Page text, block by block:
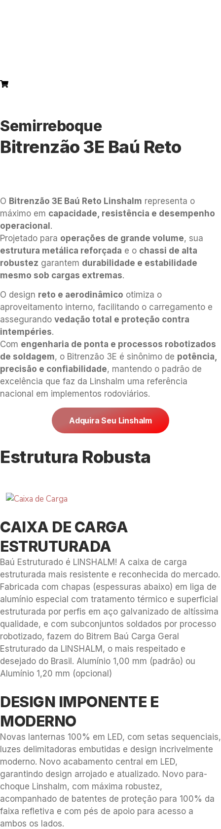
Semirreboque
Bitrenzão 3E Baú Reto
O Bitrenzão 3E Baú Reto Linshalm representa o
máximo em capacidade, resistência e desempenho
operacional .
Projetado para operações de grande volume, sua
estrutura metálica reforçada e o chassi de alta
robustez garantem durabilidade e estabilidade
mesmo sob cargas extremas.
O design reto e aerodinâmico otimiza o
aproveitamento interno, facilitando o carregamento e
assegurando vedação total e proteção contra
intempéries.
Com engenharia de ponta e processos robotizados
de soldagem, o Bitrenzão 3E é sinônimo de potência,
precisão e confiabilidade, mantendo o padrão de
excelência que faz da Linshalm uma referência
nacional em implementos rodoviários.
Adquira Seu Linshalm
Estrutura Robusta
CAIXA DE CARGA
ESTRUTURADA
Baú Estruturado é LINSHALM! A caixa de carga
estruturada mais resistente e reconhecida do mercado.
Fabricada com chapas (espessuras abaixo) em liga de
alumínio especial com tratamento térmico e superficial
estruturada por perfis em aço galvanizado de altíssima
qualidade, e com subconjuntos soldados por processo
robotizado, fazem do Bitrem Baú Carga Geral
Estruturado da LINSHALM, o mais respeitado e
desejado do Brasil. Alumínio 1,00 mm (padrão) ou
Alumínio 1,20 mm (opcional)
DESIGN IMPONENTE E
MODERNO
Novas lanternas 100% em LED, com setas sequenciais,
luzes delimitadoras embutidas e design incrivelmente
moderno. Novo acabamento central em LED,
garantindo design arrojado e atualizado. Novo para-
choque Linshalm, com máxima robustez,
acompanhado de batentes de proteção para 100% da
faixa refletiva e com pés de apoio para acesso a
ambos os lados.